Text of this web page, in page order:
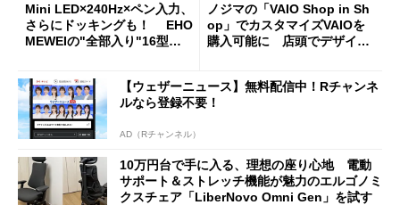
Mini LED×240Hz×ペン入力、
さらにドッキングも！ EHO
MEWEIの"全部入り"16型モ
ノジマの「VAIO Shop in Sh
op」でカスタマイズVAIOを
購入可能に 店頭でデザイン
【ウェザーニュース】無料配信中！Rチャンネ
ルなら登録不要！
AD（Rチャンネル）
10万円台で手に入る、理想の座り心地 電動
サポート＆ストレッチ機能が魅力のエルゴノミ
クスチェア「LiberNovo Omni Gen」を試す